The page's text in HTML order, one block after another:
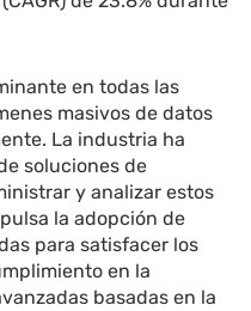
en todas las
masivos de datos
La industria ha
soluciones de
y analizar estos
la adopción de
para satisfacer los
en la
basadas en la